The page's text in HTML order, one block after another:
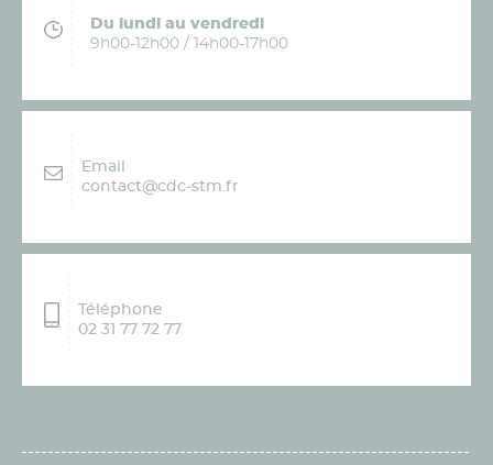
Du lundi au vendredi
9h00-12h00 / 14h00-17h00
Email
contact@cdc-stm.fr
Téléphone
02 31 77 72 77